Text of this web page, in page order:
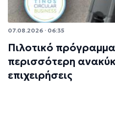
07.08.2026 · 06:35
Πιλοτικό
περισσότερη
επιχειρήσεις